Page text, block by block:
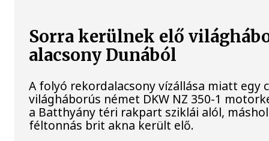
Sorra kerülnek elő
alacsony Dunából
A folyó rekordalacsony vízállása miatt egy
világháborús német DKW NZ 350-1
a Batthyány téri rakpart sziklái alól,
féltonnás brit akna került elő.